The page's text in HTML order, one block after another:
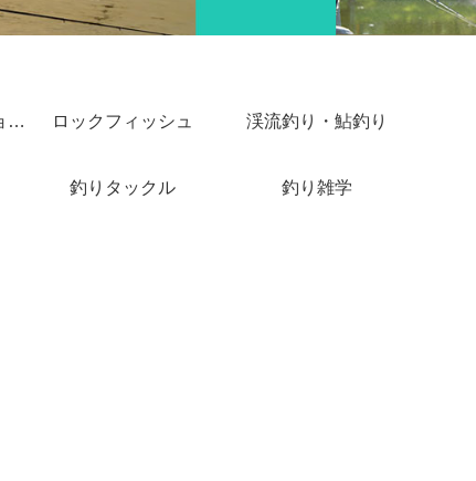
ショアジギング・ショアキャスティング ロックフィッシュ 渓流釣り・鮎釣り
釣りタックル 釣り雑学